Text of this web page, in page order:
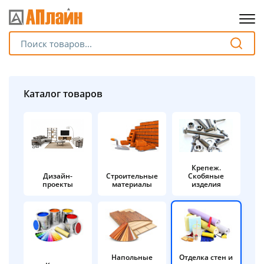
Каталог товаров
Дизайн-
проекты
Строительные
материалы
Крепеж.
Скобяные
изделия
Напольные
Отделка стен и
Разбейте
без переплат
График платежей
Сегодня
%